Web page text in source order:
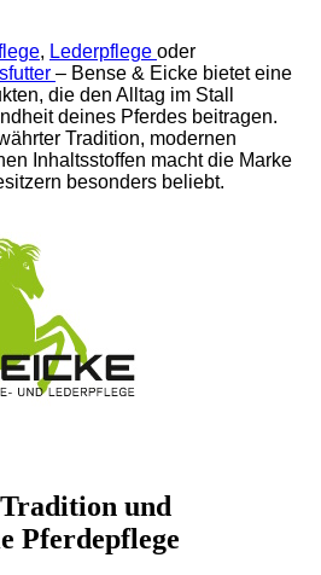
, Lederpflege oder
– Bense & Eicke bietet eine
die den Alltag im Stall
deines Pferdes beitragen.
Tradition, modernen
Inhaltsstoffen macht die Marke
besonders beliebt.
und
Pferdepflege